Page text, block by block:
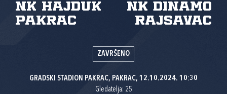
NK Hajduk
Pakrac
NK Dinamo
Rajsavac
ZAVRŠENO
GRADSKI STADION PAKRAC, PAKRAC, 12.10.2024. 10:30
Gledatelja: 25